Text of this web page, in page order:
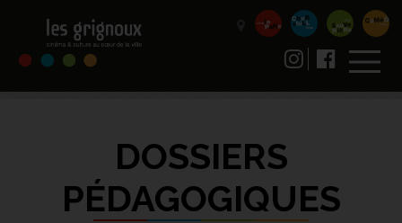
DOSSIERS
PÉDAGOGIQUES